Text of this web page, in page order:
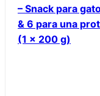
– Snack para
& 6 para una
(1 x 200 g)